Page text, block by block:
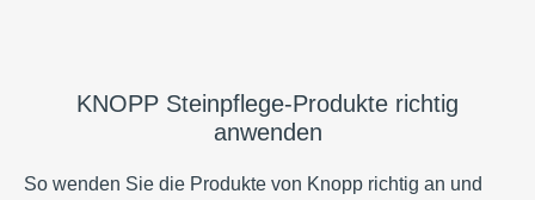
KNOPP Steinpflege-Produkte richtig
anwenden
So wenden Sie die Produkte von Knopp richtig an und